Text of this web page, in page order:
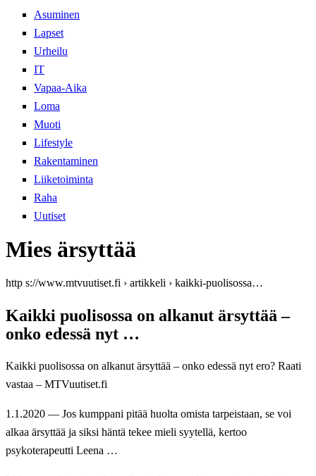
Asuminen
Lapset
Urheilu
IT
Vapaa-Aika
Loma
Muoti
Lifestyle
Rakentaminen
Liiketoiminta
Raha
Uutiset
Mies ärsyttää
http s://www.mtvuutiset.fi › artikkeli › kaikki-puolisossa…
Kaikki puolisossa on alkanut ärsyttää –
onko edessä nyt …
Kaikki puolisossa on alkanut ärsyttää – onko edessä nyt ero? Raati
vastaa – MTVuutiset.fi
1.1.2020 — Jos kumppani pitää huolta omista tarpeistaan, se voi
alkaa ärsyttää ja siksi häntä tekee mieli syytellä, kertoo
psykoterapeutti Leena …